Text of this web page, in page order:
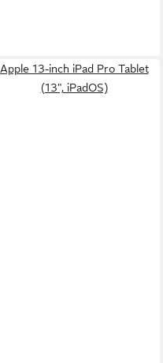
Apple 13-inch iPad Pro Tablet
(13", iPadOS)